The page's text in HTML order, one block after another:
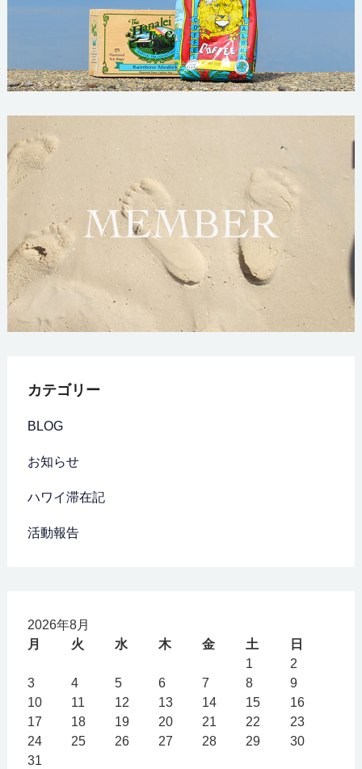
カテゴリー
BLOG
お知らせ
ハワイ滞在記
活動報告
2026年8月
月
火 水 木 金 土
日
1
2
3
4 5 6 7 8
9
10
11 12 13 14 15
16
17
18 19 20 21 22
23
24
25 26 27 28 29
30
31